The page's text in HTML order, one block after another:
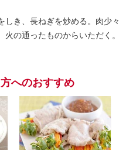
しき、長ねぎを炒める。肉少々
火の通ったものからいただく
へのおすすめ